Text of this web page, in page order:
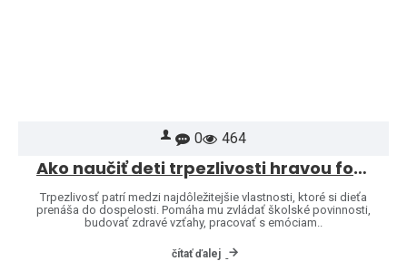
0 464
Ako naučiť deti trpezlivosti hravou formou
Trpezlivosť patrí medzi najdôležitejšie vlastnosti, ktoré si dieťa
prenáša do dospelosti. Pomáha mu zvládať školské povinnosti,
budovať zdravé vzťahy, pracovať s emóciam..
čítať ďalej